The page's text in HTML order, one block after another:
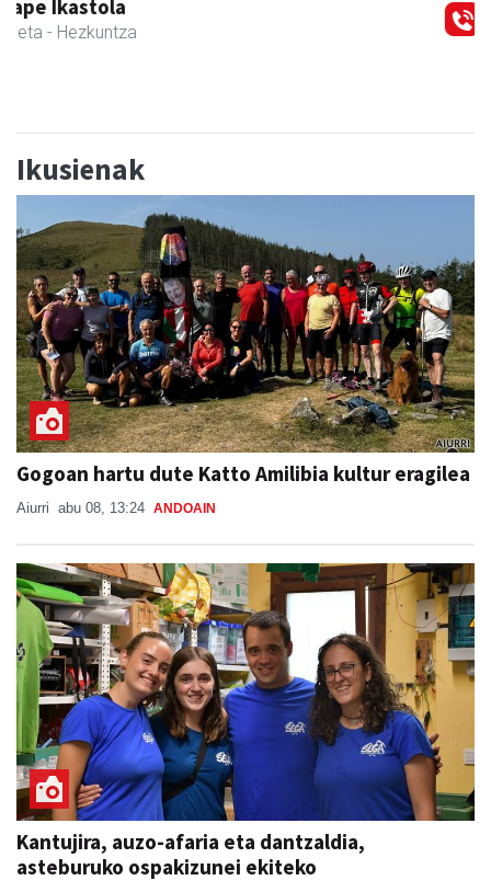
Urnietako Udala
Urnieta - Udaletxeak
Ikusienak
Gogoan hartu dute Katto Amilibia kultur eragilea
Aiurri abu 08, 13:24 ANDOAIN
Kantujira, auzo-afaria eta dantzaldia,
asteburuko ospakizunei ekiteko